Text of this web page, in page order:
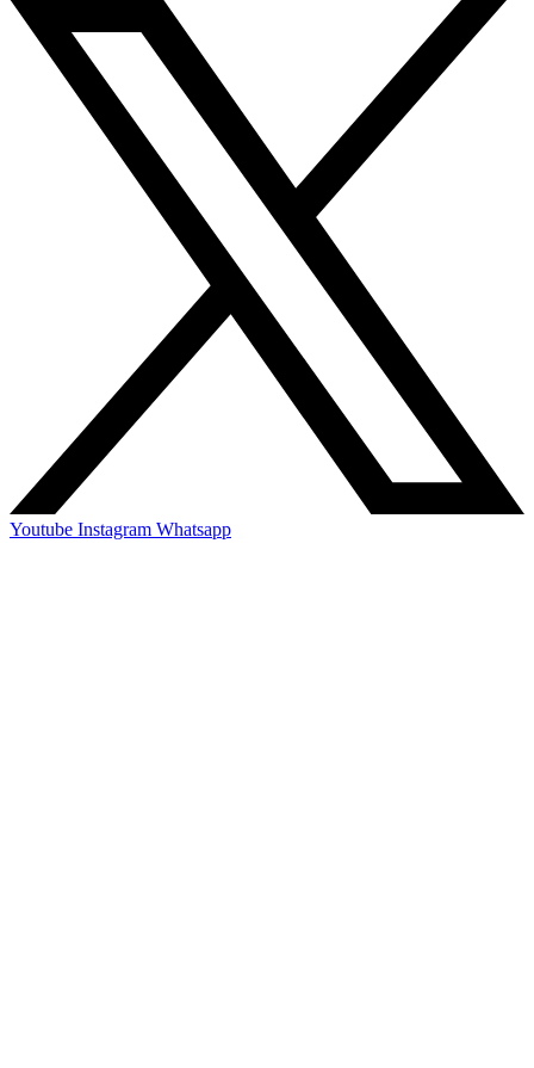
Youtube Instagram Whatsapp